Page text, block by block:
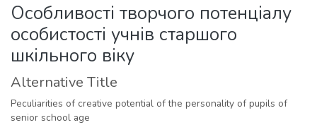
Statistics
Особливості творчого потенціалу
особистості учнів старшого
шкільного віку
Alternative Title
Peculiarities of creative potential of the personality of pupils of
senior school age